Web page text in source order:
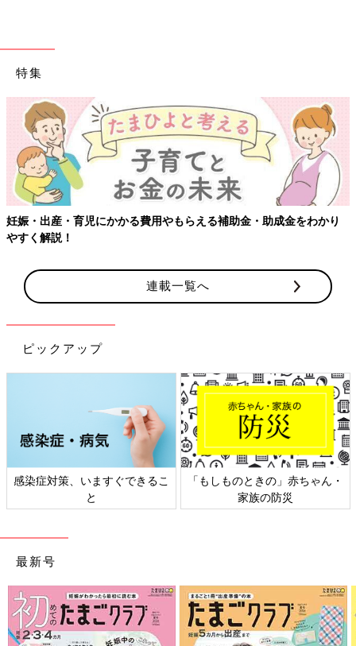
特集
【ワクチン接種できるものも】妊婦の感染症対策、知っておいて！
連載一覧へ
ピックアップ
日本外来小児科学会リーフレッ
ト検討会
六星占術 細木かおりさんの人生
相談
最新号